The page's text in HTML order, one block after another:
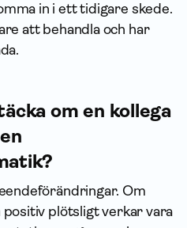
in i ett tidigare skede.
att behandla och har
om en kollega
Om
positiv plötsligt verkar vara